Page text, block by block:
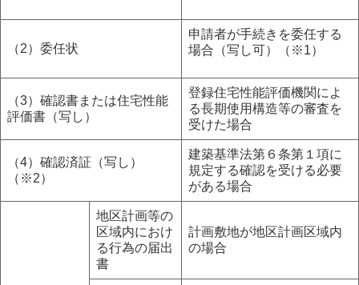
（2）委任状
申請者が手続きを委任する
場合（写し可）（※1）
（3）確認書または住宅性能
評価書（写し）
登録住宅性能評価機関によ
る長期使用構造等の審査を
受けた場合
（4）確認済証（写し）
（※2）
建築基準法第６条第１項に
規定する確認を受ける必要
がある場合
地区計画等の
区域内におけ
る行為の届出
書
計画敷地が地区計画区域内
の場合